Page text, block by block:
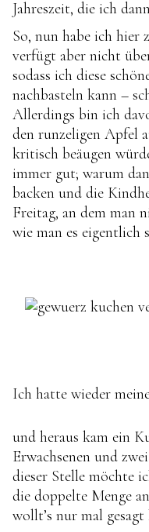
Jahreszeit, die ich
So, nun habe ich hier
verfügt aber nicht
sodass ich diese
nachbasteln kann –
Allerdings bin ich
den runzeligen Apfel
kritisch beäugen
immer gut; warum
backen und die
Freitag, an dem man
wie man es eigentlich
Ich hatte wieder
und heraus kam ein
Erwachsenen und
dieser Stelle möchte
die doppelte Menge
wollt’s nur mal gesagt